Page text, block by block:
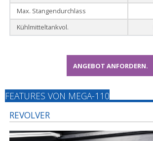
Max. Stangendurchlass
Kühlmitteltankvol.
ANGEBOT ANFORDERN.
FEATURES VON MEGA-110
REVOLVER